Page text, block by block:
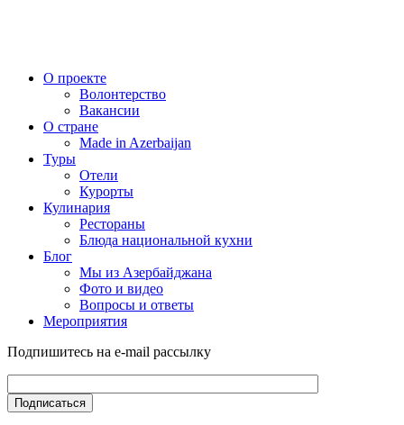
О проекте
Волонтерство
Вакансии
О стране
Made in Azerbaijan
Туры
Отели
Курорты
Кулинария
Рестораны
Блюда национальной кухни
Блог
Мы из Азербайджана
Фото и видео
Вопросы и ответы
Мероприятия
Подпишитесь на e-mail рассылку